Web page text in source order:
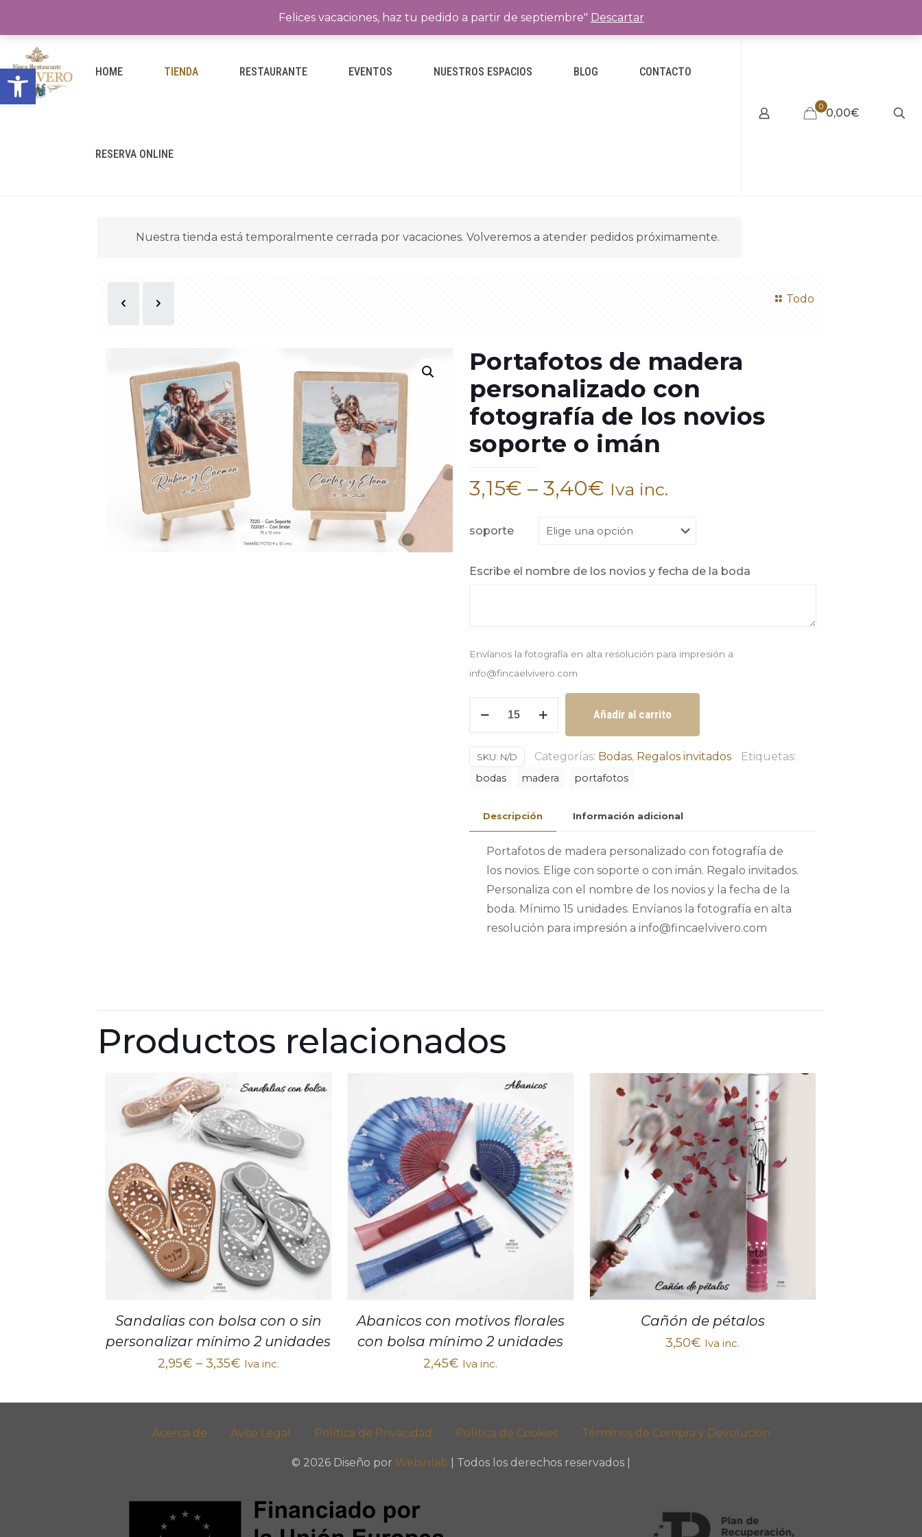
Abrir barra de herramientas
HOME TIENDA RESTAURANTE EVENTOS NUESTROS ESPACIOS BLOG CONTACTO
RESERVA ONLINE
0 0,00€
Nuestra tienda está temporalmente cerrada por vacaciones. Volveremos a atender pedidos próximamente.
Todo
Portafotos de madera
personalizado con
fotografía de los novios
soporte o imán
3,15€ – 3,40€ Iva inc.
soporte
Escribe el nombre de los novios y fecha de la boda
Envíanos la fotografía en alta resolución para impresión a
info@fincaelvivero.com
madera
personalizado
con
novios
soporte
imán
cantidad
Añadir al carrito
SKU: N/D Categorías: Bodas, Regalos invitados Etiquetas:
bodas madera portafotos
Descripción Información adicional
Portafotos de madera personalizado con fotografía de
los novios. Elige con soporte o con imán. Regalo invitados.
Personaliza con el nombre de los novios y la fecha de la
boda. Mínimo 15 unidades. Envíanos la fotografía en alta
resolución para impresión a info@fincaelvivero.com
Productos relacionados
Sandalias con bolsa con o sin
personalizar mínimo 2 unidades
2,95€ – 3,35€ Iva inc.
Abanicos con motivos florales
con bolsa mínimo 2 unidades
2,45€ Iva inc.
Cañón de pétalos
3,50€ Iva inc.
Acerca de Aviso Legal Política de Privacidad Política de Cookies Términos de Compra y Devolución
© 2026 Diseño por Webinlab | Todos los derechos reservados |
Felices vacaciones, haz tu pedido a partir de septiembre" Descartar